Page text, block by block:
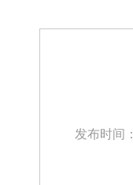
发布时间：